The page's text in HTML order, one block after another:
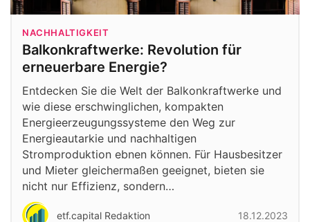
NACHHALTIGKEIT
Balkonkraftwerke: Revolution für
erneuerbare Energie?
Entdecken Sie die Welt der Balkonkraftwerke und
wie diese erschwinglichen, kompakten
Energieerzeugungssysteme den Weg zur
Energieautarkie und nachhaltigen
Stromproduktion ebnen können. Für Hausbesitzer
und Mieter gleichermaßen geeignet, bieten sie
nicht nur Effizienz, sondern…
etf.capital Redaktion 18.12.2023